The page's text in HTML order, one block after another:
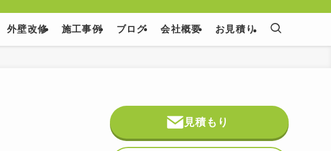
外壁改修 施工事例 ブログ 会社概要 お見積り
見積もり